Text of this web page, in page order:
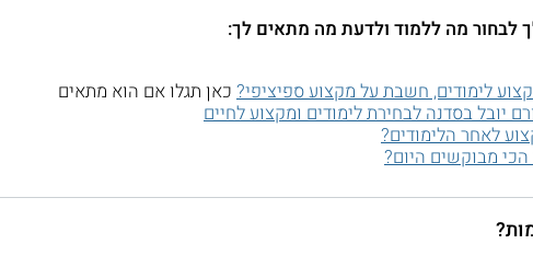
לבחור מה ללמוד ולדעת מה מתאים לך:
לימודים, חשבת על מקצוע ספיציפי? כאן תגלו אם הוא מתאים
יובל בסדנה לבחירת לימודים ומקצוע לחיים
לאחר הלימודים?
מבוקשים היום?